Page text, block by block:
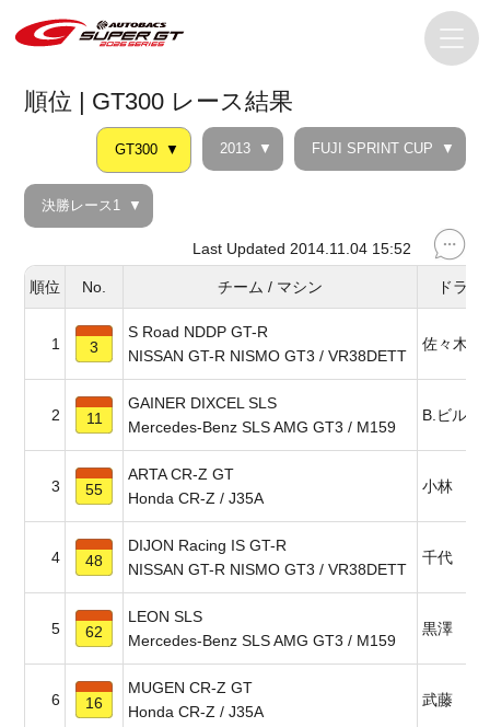
順位 | GT300 レース結果
GT300 2013 FUJI SPRINT CUP
決勝レース1
Last Updated 2014.11.04 15:52
順位 No. チーム / マシン ドライ
1 3
S Road NDDP GT-R
NISSAN GT-R NISMO GT3 / VR38DETT
佐々木
2 11
GAINER DIXCEL SLS
Mercedes-Benz SLS AMG GT3 / M159
B.ビルド
3 55
ARTA CR-Z GT
Honda CR-Z / J35A
小林 崇
4 48
DIJON Racing IS GT-R
NISSAN GT-R NISMO GT3 / VR38DETT
千代 勝
5 62
LEON SLS
Mercedes-Benz SLS AMG GT3 / M159
黒澤 治
6 16
MUGEN CR-Z GT
Honda CR-Z / J35A
武藤 英